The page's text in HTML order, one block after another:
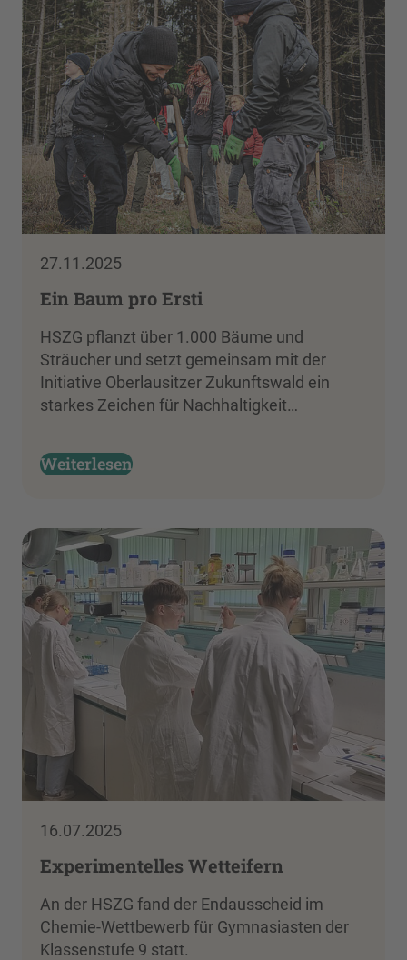
27.11.2025
Ein Baum pro Ersti
HSZG pflanzt über 1.000 Bäume und
Sträucher und setzt gemeinsam mit der
Initiative Oberlausitzer Zukunftswald ein
starkes Zeichen für Nachhaltigkeit…
Weiterlesen
16.07.2025
Experimentelles Wetteifern
An der HSZG fand der Endausscheid im
Chemie-Wettbewerb für Gymnasiasten der
Klassenstufe 9 statt.